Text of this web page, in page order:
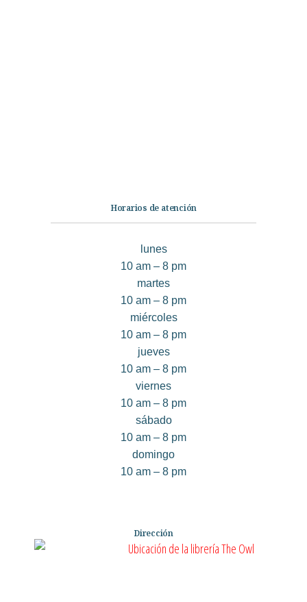
Horarios de atención
lunes
10 am – 8 pm
martes
10 am – 8 pm
miércoles
10 am – 8 pm
jueves
10 am – 8 pm
viernes
10 am – 8 pm
sábado
10 am – 8 pm
domingo
10 am – 8 pm
Dirección